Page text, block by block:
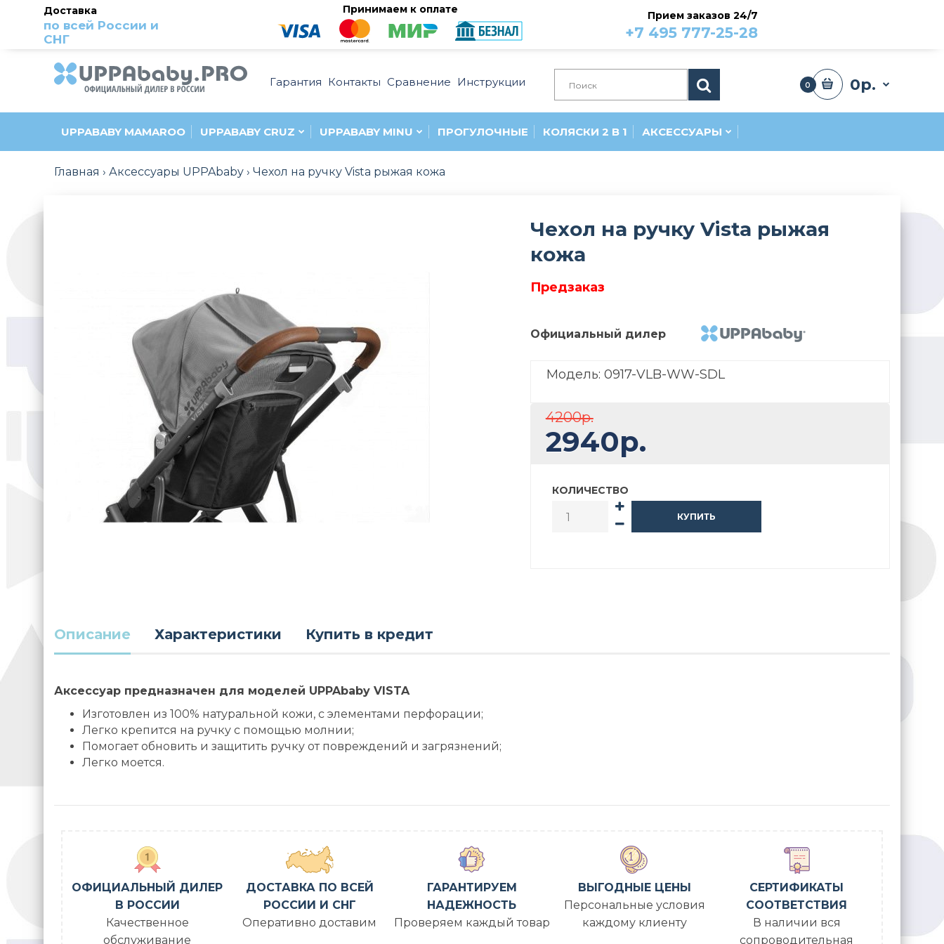
Доставка
по всей России и
СНГ
Принимаем к оплате Прием заказов 24/7
+7 495 777-25-28
Гарантия Контакты Сравнение Инструкции 0 0р.
UPPABABY MAMAROO UPPABABY CRUZ UPPABABY MINU ПРОГУЛОЧНЫЕ КОЛЯСКИ 2 В 1 АКСЕССУАРЫ
Главная Аксессуары UPPAbaby Чехол на ручку Vista рыжая кожа
Чехол на ручку Vista рыжая
кожа
Предзаказ
Официальный дилер
Модель: 0917-VLB-WW-SDL
4200р.
2940р.
КОЛИЧЕСТВО
Описание Характеристики Купить в кредит
Аксессуар предназначен для моделей UPPAbaby VISTA
Изготовлен из 100% натуральной кожи, с элементами перфорации;
Легко крепится на ручку с помощью молнии;
Помогает обновить и защитить ручку от повреждений и загрязнений;
Легко моется.
ОФИЦИАЛЬНЫЙ ДИЛЕР
В РОССИИ
Качественное
обслуживание
ДОСТАВКА ПО ВСЕЙ
РОССИИ И СНГ
Оперативно доставим
ГАРАНТИРУЕМ
НАДЕЖНОСТЬ
Проверяем каждый товар
ВЫГОДНЫЕ ЦЕНЫ
Персональные условия
каждому клиенту
СЕРТИФИКАТЫ
СООТВЕТСТВИЯ
В наличии вся
сопроводительная